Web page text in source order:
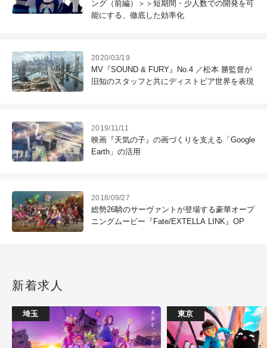
ング（前編）＞＞短期間・少人数での開発を可
能にする、徹底した効率化
2020/03/19
MV『SOUND & FURY』No.4 ／松本 勝監督が
旧知のスタッフと共にディストピア世界を表現
2019/11/11
映画『天気の子』の画づくりを支える「Google
Earth」の活用
2018/09/27
総勢26騎のサーヴァントが登場する豪華オープ
ニングムービー『Fate/EXTELLA LINK』OP
新着求人
埼玉 東京